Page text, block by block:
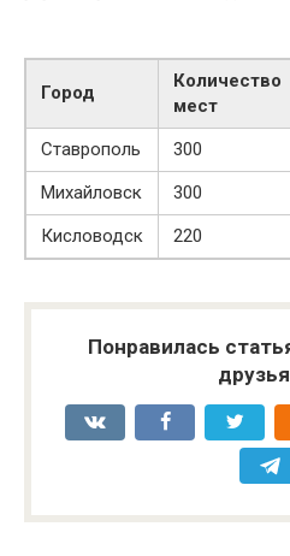
Город
Количество
мест
Ставрополь
300
Михайловск
300
Кисловодск
220
Понравилась